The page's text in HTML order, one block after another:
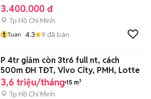
3.400.000 đ
Tp Hồ Chí Minh
t Tuan 4.3 9 đã bán
P 4tr giảm còn 3tr6 full nt, cách
500m ĐH TĐT, Vivo City, PMH, Lotte
3,6 triệu/tháng 15 m²
Tp Hồ Chí Minh